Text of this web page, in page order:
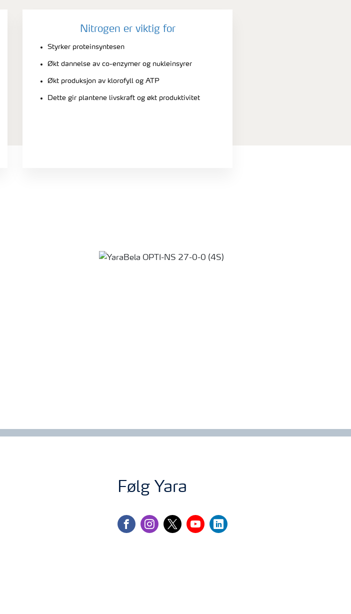
Nitrogen er viktig for
Styrker proteinsyntesen
Økt dannelse av co-enzymer og nukleinsyrer
Økt produksjon av klorofyll og ATP
Dette gir plantene livskraft og økt produktivitet
Følg Yara
facebookinstagram
twitteryoutubelinkedin